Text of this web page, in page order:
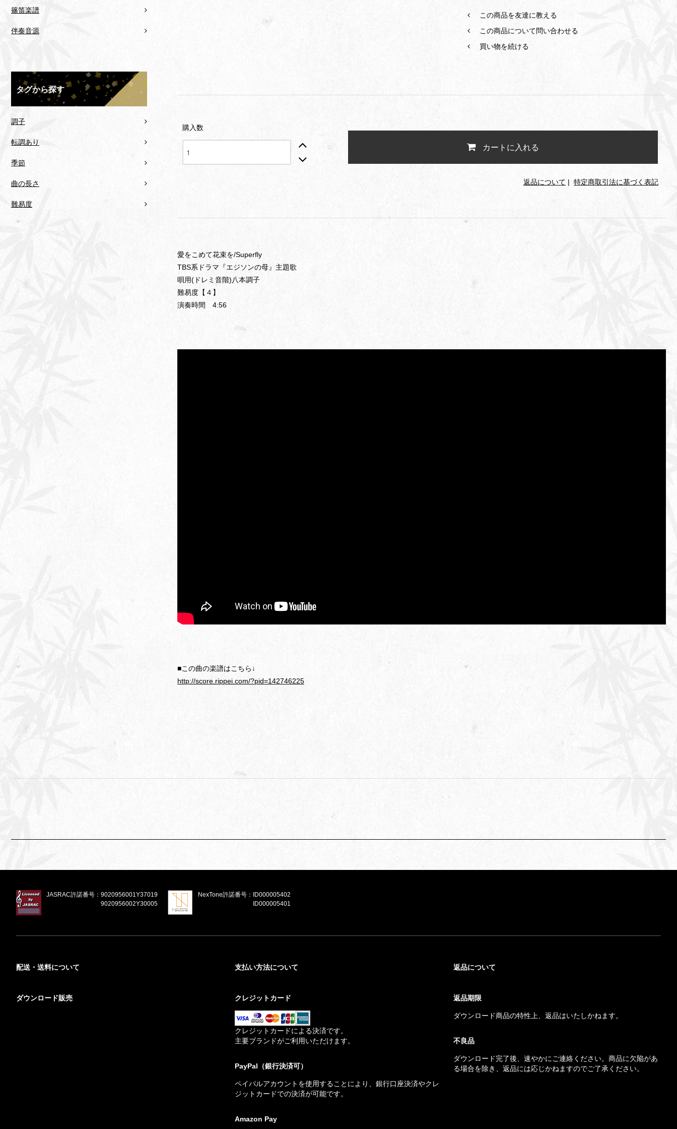
篠笛楽譜
伴奏音源
タグから探す
調子
転調あり
季節
曲の長さ
難易度
この商品を友達に教える
この商品について問い合わせる
買い物を続ける
購入数
カートに入れる
返品について | 特定商取引法に基づく表記
愛をこめて花束を/Superfly
TBS系ドラマ『エジソンの母』主題歌
唄用(ドレミ音階)八本調子
難易度【４】
演奏時間 4:56
■この曲の楽譜はこちら↓
http://score.rippei.com/?pid=142746225
JASRAC許諾番号： 9020956001Y37019
9020956002Y30005
NexTone許諾番号：
ID000005402
ID000005401
配送・送料について
ダウンロード販売
支払い方法について
クレジットカード
クレジットカードによる決済です。
主要ブランドがご利用いただけます。
PayPal（銀行決済可）
ペイパルアカウントを使用することにより、銀行口座決済やクレ
ジットカードでの決済が可能です。
Amazon Pay
返品について
返品期限
ダウンロード商品の特性上、返品はいたしかねます。
不良品
ダウンロード完了後、速やかにご連絡ください。商品に欠陥があ
る場合を除き、返品には応じかねますのでご了承ください。